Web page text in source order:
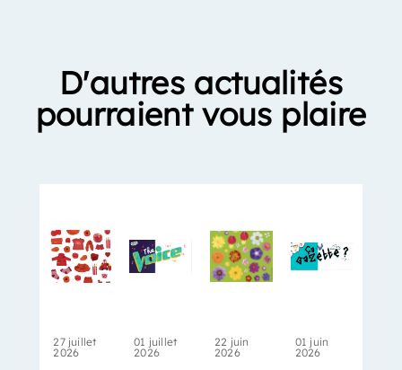
D'autres actualités
pourraient vous plaire
27 juillet
2026
01 juillet
2026
22 juin
2026
01 juin
2026